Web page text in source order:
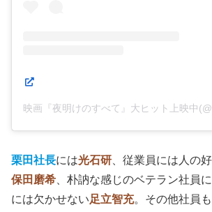
栗田社長には光石研、従業員には人の
保田磨希、朴訥な感じのベテラン社員に
には欠かせない足立智充。その他社員